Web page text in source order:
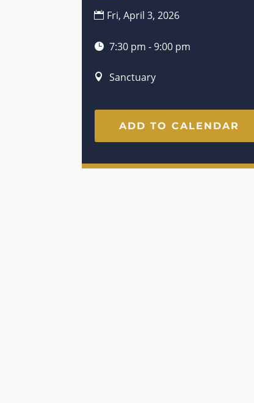
Fri, April 3, 2026
7:30 pm - 9:00 pm
Sanctuary
ADD TO CALENDAR